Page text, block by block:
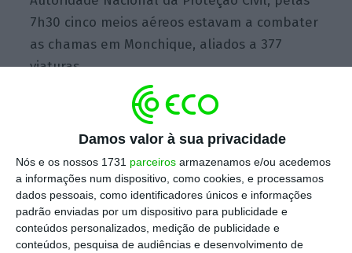
Damos valor à sua privacidade
Nós e os nossos 1731 parceiros armazenamos e/ou acedemos
a informações num dispositivo, como cookies, e processamos
dados pessoais, como identificadores únicos e informações
padrão enviadas por um dispositivo para publicidade e
conteúdos personalizados, medição de publicidade e
conteúdos, pesquisa de audiências e desenvolvimento de
7h30 cinco meios aéreos estavam a combater
as chamas em Monchique, aliados a 377
viaturas.
Fogo em Monchique agrava-se. Operação é “muito
complexa”
Ler Mais
O combate ao incêndio que deflagra desde
sexta-feira em Monchique tem sidodificultado